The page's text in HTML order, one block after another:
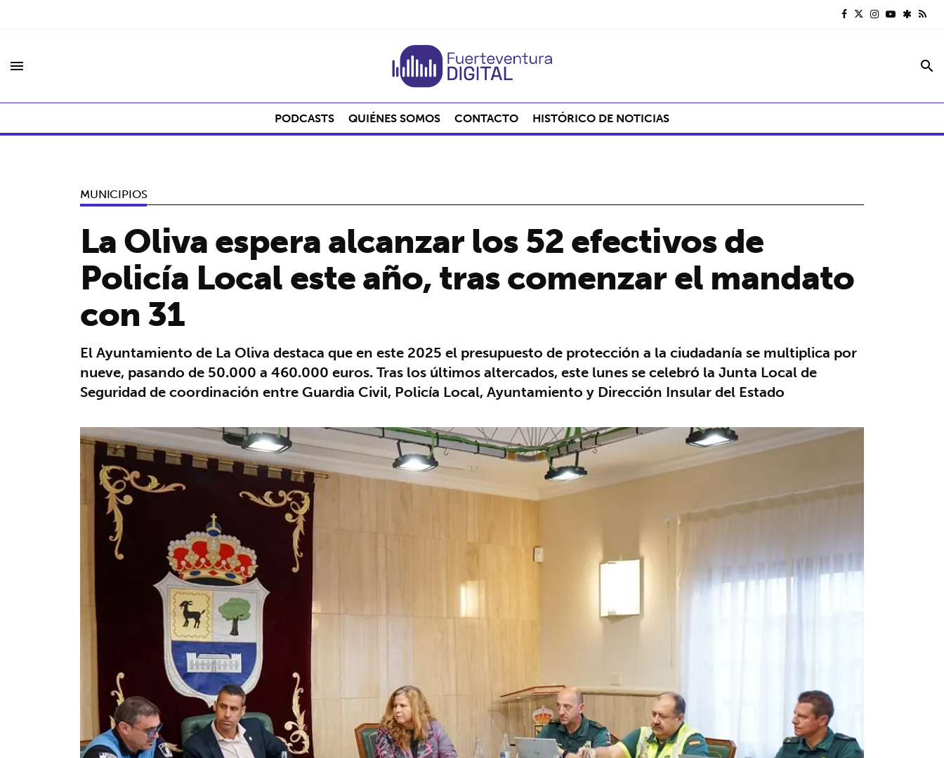
menu search
PODCASTS QUIÉNES SOMOS CONTACTO HISTÓRICO DE NOTICIAS
MUNICIPIOS
La Oliva espera alcanzar los 52 efectivos de
Policía Local este año, tras comenzar el mandato
con 31
El Ayuntamiento de La Oliva destaca que en este 2025 el presupuesto de protección a la ciudadanía se multiplica por
nueve, pasando de 50.000 a 460.000 euros. Tras los últimos altercados, este lunes se celebró la Junta Local de
Seguridad de coordinación entre Guardia Civil, Policía Local, Ayuntamiento y Dirección Insular del Estado